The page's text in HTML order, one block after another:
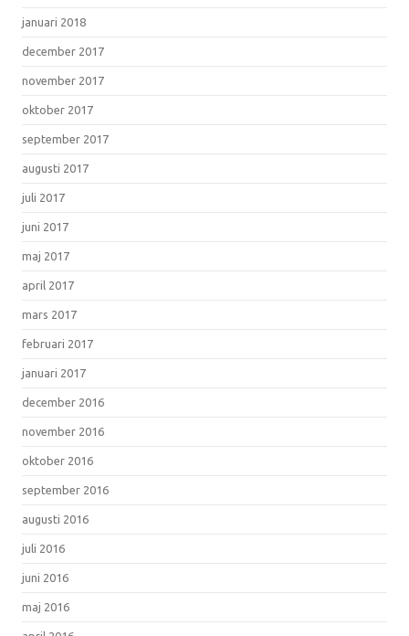
januari 2018
december 2017
november 2017
oktober 2017
september 2017
augusti 2017
juli 2017
juni 2017
maj 2017
april 2017
mars 2017
februari 2017
januari 2017
december 2016
november 2016
oktober 2016
september 2016
augusti 2016
juli 2016
juni 2016
maj 2016